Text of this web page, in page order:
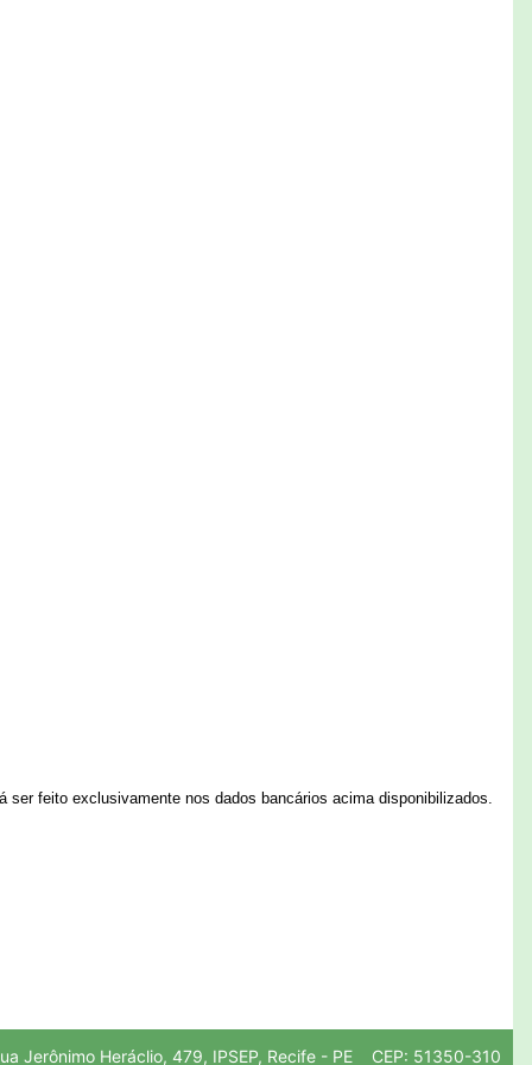
feito exclusivamente nos dados bancários acima disponibilizados.
Jerônimo Heráclio, 479, IPSEP, Recife - PE CEP: 51350-310